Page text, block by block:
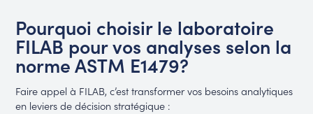
Pourquoi choisir le laboratoire
FILAB pour vos analyses selon la
norme ASTM E1479?
Faire appel à FILAB, c’est transformer vos besoins analytiques
en leviers de décision stratégique :